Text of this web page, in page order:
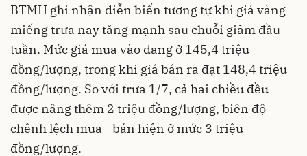
BTMH ghi nhận diễn biến tương tự khi giá vàng
miếng trưa nay tăng mạnh sau chuỗi giảm đầu
tuần. Mức giá mua vào đang ở 145,4 triệu
đồng/lượng, trong khi giá bán ra đạt 148,4 triệu
đồng/lượng. So với trưa 1/7, cả hai chiều đều
được nâng thêm 2 triệu đồng/lượng, biên độ
chênh lệch mua - bán hiện ở mức 3 triệu
đồng/lượng.